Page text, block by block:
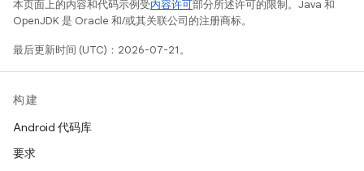
本页面上的内容和代码示例受内容许可部分所述许可的限制。Java 和
OpenJDK 是 Oracle 和/或其关联公司的注册商标。
最后更新时间 (UTC)：2026-07-21。
构建
Android 代码库
要求